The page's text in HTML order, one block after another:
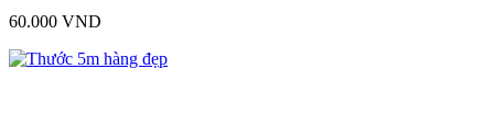
60.000 VND